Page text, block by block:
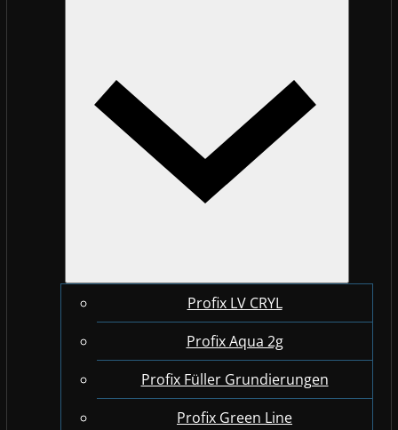
Profix LV CRYL
Profix Aqua 2g
Profix Füller Grundierungen
Profix Green Line